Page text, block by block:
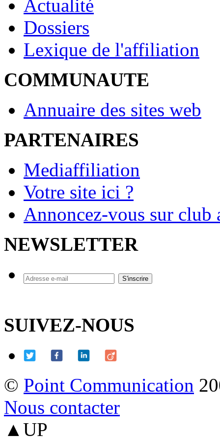
Actualité
Dossiers
Lexique de l'affiliation
COMMUNAUTE
Annuaire des sites web
PARTENAIRES
Mediaffiliation
Votre site ici ?
Annoncez-vous sur
NEWSLETTER
SUIVEZ-NOUS
© Point Communication
Nous contacter
▲UP